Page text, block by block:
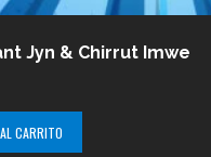
Jyn & Chirrut Imwe
CARRITO